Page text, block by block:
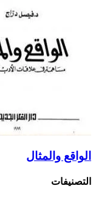
الواقع والمثال
التصنيفات